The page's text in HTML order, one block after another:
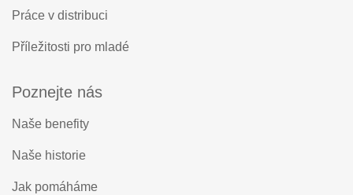
Práce v distribuci
Příležitosti pro mladé
Poznejte nás
Naše benefity
Naše historie
Jak pomáháme